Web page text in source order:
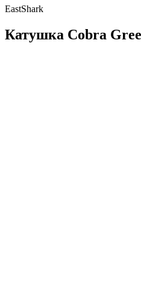
EastShark
Катушка Cobra